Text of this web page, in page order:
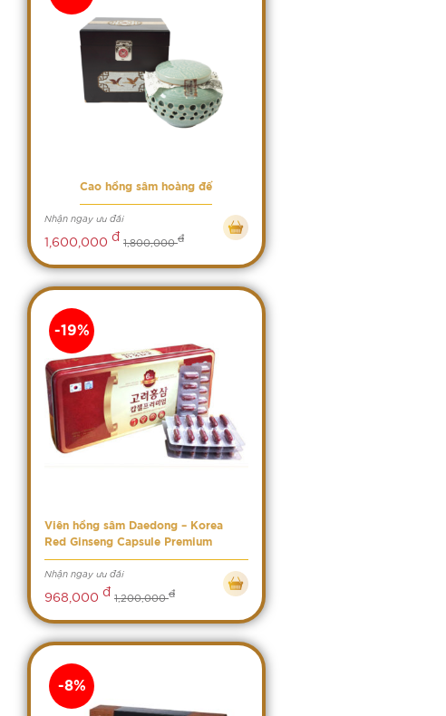
Cao hồng sâm hoàng đế
Nhận ngay ưu đãi
1,600,000 đ 1,800,000đ
Viên hồng sâm Daedong – Korea
Red Ginseng Capsule Premium
Nhận ngay ưu đãi
968,000 đ 1,200,000đ
-19%
-8%